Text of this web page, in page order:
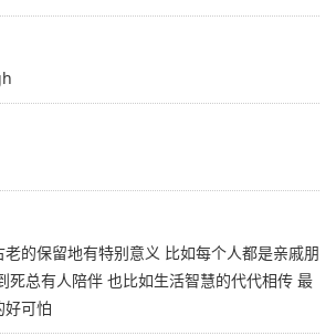
老的保留地有特别意义 比如每个人都是亲戚朋
死总有人陪伴 也比如生活智慧的代代相传 最
好可怕